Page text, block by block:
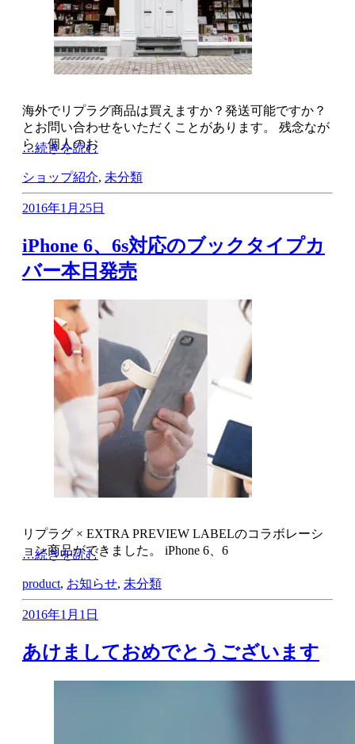
海外でリプラグ商品は買えますか？発送可能ですか？
とお問い合わせをいただくことがあります。 残念なが
ら、個人のお
…続きを読む
ショップ紹介, 未分類
2016年1月25日
iPhone 6、6s対応のブックタイプカ
バー本日発売
リプラグ × EXTRA PREVIEW LABELのコラボレーシ
ョン商品ができました。 iPhone 6、6
…続きを読む
product, お知らせ, 未分類
2016年1月1日
あけましておめでとうございます